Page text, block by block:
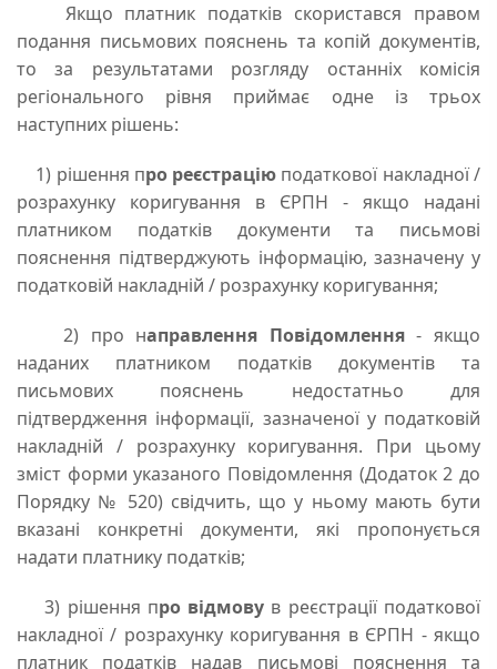
Якщо платник податків скористався правом
подання письмових пояснень та копій документів,
то за результатами розгляду останніх комісія
регіонального рівня приймає одне із трьох
наступних рішень:
1) рішення про реєстрацію податкової накладної /
розрахунку коригування в ЄРПН - якщо надані
платником податків документи та письмові
пояснення підтверджують інформацію, зазначену у
податковій накладній / розрахунку коригування;
2) про направлення Повідомлення- якщо
наданих платником податків документів та
письмових пояснень недостатньо для
підтвердження інформації, зазначеної у податковій
накладній / розрахунку коригування. При цьому
зміст форми указаного Повідомлення (Додаток 2 до
Порядку № 520) свідчить, що у ньому мають бути
вказані конкретні документи, які пропонується
надати платнику податків;
3) рішення про відмову в реєстрації податкової
накладної / розрахунку коригування в ЄРПН - якщо
платник податків надав письмові пояснення та